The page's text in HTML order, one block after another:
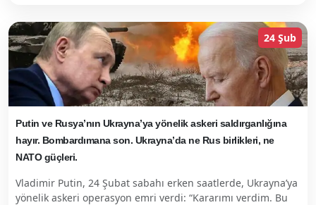
24 Şub
Putin ve Rusya’nın Ukrayna’ya yönelik askeri saldırganlığına
hayır. Bombardımana son. Ukrayna’da ne Rus birlikleri, ne
NATO güçleri.
Vladimir Putin, 24 Şubat sabahı erken saatlerde, Ukrayna’ya
yönelik askeri operasyon emri verdi: “Kararımı verdim. Bu